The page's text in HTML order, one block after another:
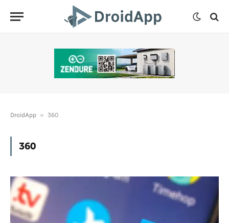
DroidApp » 360
360